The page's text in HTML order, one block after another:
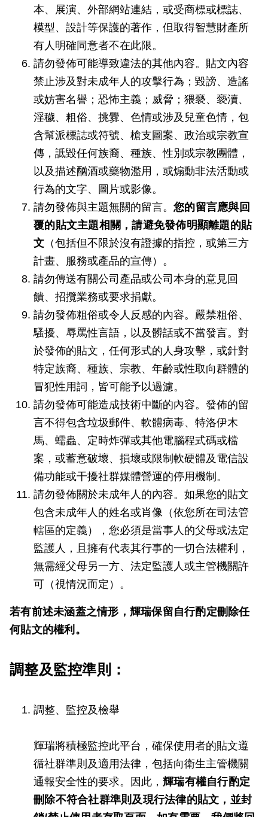
本、展演、外部網站連結，或受商標或標誌、
模型、設計等保護的著作，但取得智慧財產所
有人明確同意者不在此限。
請勿發佈可能導致違法的其他內容。貼文內容
禁止涉及對未成年人的攻擊行為；毀謗、造謠
或妨害名譽；恐怖主義；威脅；猥褻、褻瀆、
淫穢、粗俗、挑釁、色情或涉及兒童色情，包
含幫派標誌或符號、槍支圖案、政治或宗教宣
傳，詆毀任何族裔、種族、性別或宗教團體，
以及描述酗酒或藥物濫用，或煽動非法活動或
行為的文字、圖片或影像。
請勿發佈與主題無關的留言。 您的留言應與回
覆的貼文主題相關，請避免發佈明顯離題的貼
文 （包括但不限於沒有證據的指控，或第三方
計畫、服務或產品的宣傳）。
請勿傳送有關公司產品或公司本身的意見回
饋、招攬業務或要求捐獻。
請勿發佈粗俗或令人反感的內容。嚴禁粗俗、
騷擾、辱罵性言語，以及髒話或不當發言。對
於發佈的貼文，任何形式的人身攻擊，或針對
特定族裔、種族、宗教、年齡或性取向群體的
冒犯性用詞，皆可能予以過濾。
請勿發佈可能造成技術中斷的內容。發佈的留
言不得包含垃圾郵件、軟體病毒、特洛伊木
馬、蠕蟲、定時炸彈或其他電腦程式碼或檔
案，或蓄意破壞、損壞或限制軟硬體及電信設
備功能或干擾社群媒體營運的停用機制。
請勿發佈關於未成年人的內容。如果您的貼文
包含未成年人的姓名或肖像（依您所在司法管
轄區的定義），您必須是當事人的父母或法定
監護人，且擁有代表其行事的一切合法權利，
無需經父母另一方、法定監護人或主管機關許
可（視情況而定）。
若有前述未涵蓋之情形，輝瑞保留自行酌定刪除任
何貼文的權利。
調整及監控準則：
調整、監控及檢舉
輝瑞將積極監控此平台，確保使用者的貼文遵
循社群準則及適用法律，包括向衛生主管機關
通報安全性的要求。因此， 輝瑞有權自行酌定
刪除不符合社群準則及現行法律的貼文，並封